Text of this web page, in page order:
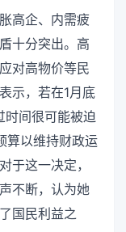
高企、内需疲
十分突出。高
对高物价等民
示，若在1月底
间很可能被迫
算以维持财政运
于这一决定，
不断，认为她
国民利益之